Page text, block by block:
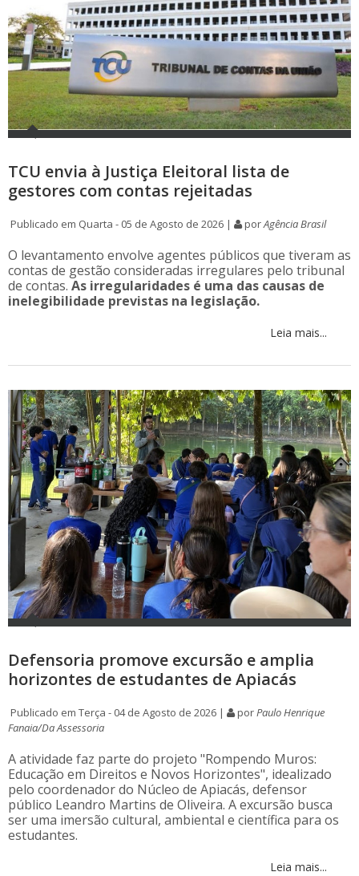
TCU envia à Justiça Eleitoral lista de
gestores com contas rejeitadas
Publicado em Quarta - 05 de Agosto de 2026 | porAgência Brasil
O levantamento envolve agentes públicos que tiveram as
contas de gestão consideradas irregulares pelo tribunal
de contas. As irregularidades é uma das causas de
inelegibilidade previstas na legislação.
Leia mais...
Defensoria promove excursão e amplia
horizontes de estudantes de Apiacás
Publicado em Terça - 04 de Agosto de 2026 | porPaulo Henrique
Fanaia/Da Assessoria
A atividade faz parte do projeto "Rompendo Muros:
Educação em Direitos e Novos Horizontes", idealizado
pelo coordenador do Núcleo de Apiacás, defensor
público Leandro Martins de Oliveira. A excursão busca
ser uma imersão cultural, ambiental e científica para os
estudantes.
Leia mais...